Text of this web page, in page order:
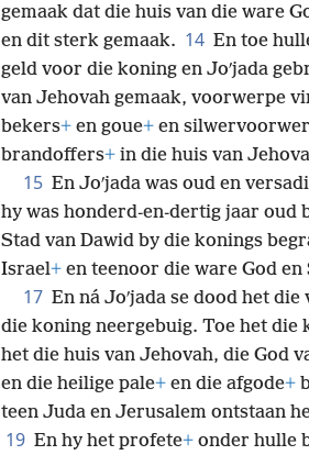
gemaak dat die huis van die ware
en dit sterk gemaak. 14 En toe
geld voor die koning en Joʹjada
van Jehovah gemaak, voorwerpe
bekers+ en goue+ en
brandoffers+ in die huis van
15 En Joʹjada was oud en
hy was honderd-en-dertig jaar oud
Stad van Dawid by die konings
Israel+ en teenoor die ware God en
17 En ná Joʹjada se dood het die
die koning neergebuig. Toe het die
het die huis van Jehovah, die God
en die heilige pale+ en die afgode+
teen Juda en Jerusalem ontstaan
19 En hy het profete+ onder hulle